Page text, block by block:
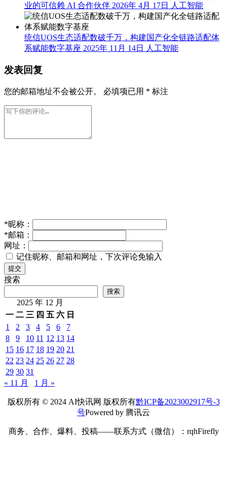
业的可信赖 AI 合作伙伴 2026年 4月 17日 人工智能
统信UOS生态适配数破千万，构建国产化全链路适配体
系赋能数字基座 2025年 11月 14日 人工智能
发表回复
您的邮箱地址不会被公开。 必填项已用 * 标注
*昵称：
*邮箱：
网址：
记住昵称、邮箱和网址，下次评论免输入
提交
搜索
搜索
2025 年 12 月
一 二 三 四 五 六 日
1
2 3 4 5 6
7
8
9 10 11 12 13 14
15 16 17 18 19 20 21
22 23 24 25 26 27 28
29 30 31
« 11 月
1 月 »
版权所有 © 2024 AI快讯网 版权所有黔ICP备2023002917号-3
号Powered by 腾讯云
商务、合作、爆料、投稿——联系方式（微信）：rqhFirefly